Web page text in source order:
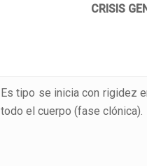
CRISIS
Es tipo se inicia con rigidez
todo el cuerpo (fase clónica).